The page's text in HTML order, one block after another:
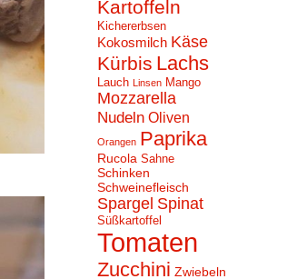
Kartoffeln
Kichererbsen
Kokosmilch Käse
Kürbis Lachs
Lauch Linsen Mango
Mozzarella
Nudeln Oliven
Orangen Paprika
Rucola Sahne
Schinken
Schweinefleisch
Spargel Spinat
Süßkartoffel
Tomaten
Zucchini Zwiebeln